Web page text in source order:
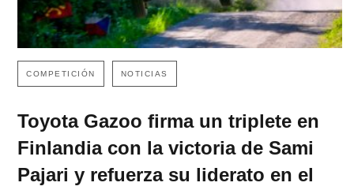
COMPETICIÓN NOTICIAS
Toyota Gazoo firma un triplete en
Finlandia con la victoria de Sami
Pajari y refuerza su liderato en el